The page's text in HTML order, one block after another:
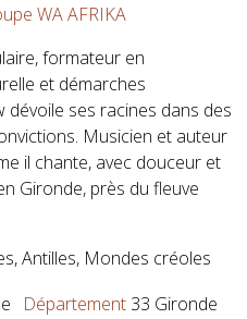
formateur en
et démarches
dévoile ses racines dans des
Musicien et auteur
il chante, avec douceur et
Gironde, près du fleuve
Antilles, Mondes créoles
Département 33 Gironde